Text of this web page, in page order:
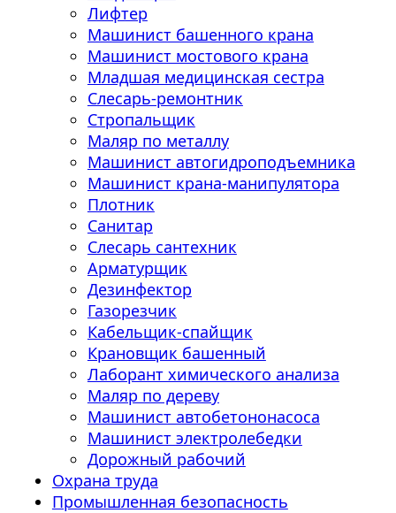
Лифтер
Машинист башенного крана
Машинист мостового крана
Младшая медицинская сестра
Слесарь-ремонтник
Стропальщик
Маляр по металлу
Машинист автогидроподъемника
Машинист крана-манипулятора
Плотник
Санитар
Слесарь сантехник
Арматурщик
Дезинфектор
Газорезчик
Кабельщик-спайщик
Крановщик башенный
Лаборант химического анализа
Маляр по дереву
Машинист автобетононасоса
Машинист электролебедки
Дорожный рабочий
Охрана труда
Промышленная безопасность